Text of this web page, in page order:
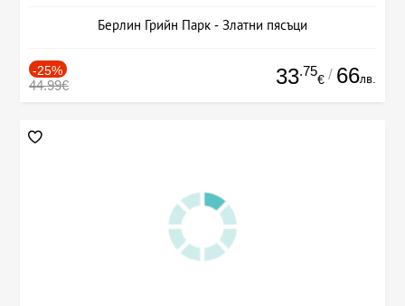
Берлин Грийн Парк - Златни пясъци
-25%
44.99€ 33.75
€ / 66лв.